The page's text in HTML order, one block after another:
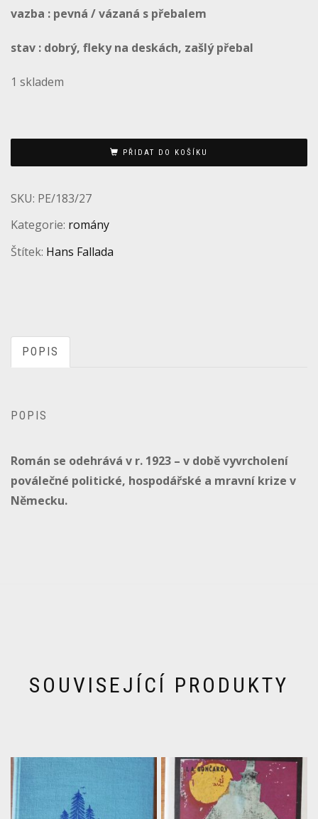
vazba : pevná / vázaná s přebalem
stav : dobrý, fleky na deskách, zašlý přebal
1 skladem
PŘIDAT DO KOŠÍKU
SKU: PE/183/27
Kategorie: romány
Štítek: Hans Fallada
POPIS
POPIS
Román se odehrává v r. 1923 – v době vyvrcholení
poválečné politické, hospodářské a mravní krize v
Německu.
SOUVISEJÍCÍ PRODUKTY